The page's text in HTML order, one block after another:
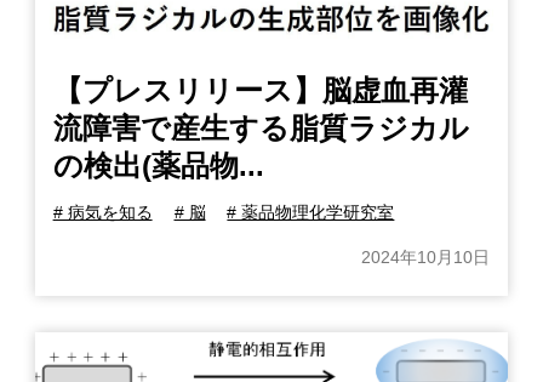
【プレスリリース】脳虚血再灌
流障害で産生する脂質ラジカル
の検出(薬品物...
# 病気を知る # 脳 # 薬品物理化学研究室
2024年10月10日